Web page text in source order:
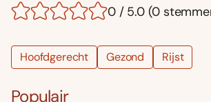
0 / 5.0 (0
Hoofdgerecht Gezond Rijst
Populair